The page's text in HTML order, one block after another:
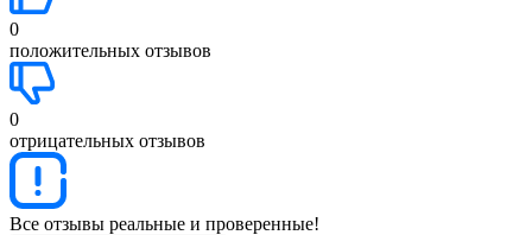
0
положительных отзывов
0
отрицательных отзывов
Все отзывы реальные и проверенные!